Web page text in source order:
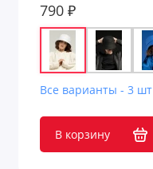
790 ₽
Все варианты - 3 шт
В корзину